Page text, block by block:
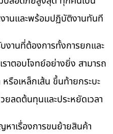
านและพร้อมปฏิบัติงานทันที
งานที่ต้องการทั้งการยกและ
าตอบโจทย์อย่างยิ่ง สามารถ
รือเหล็กเส้น ขึ้นท้ายกระบะ
ยลดต้นทุนและประหยัดเวลา
าเรื่องการขนย้ายสินค้า